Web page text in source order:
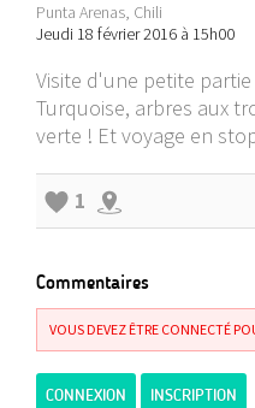
Punta Arenas, Chili
Jeudi 18 février 2016 à 15h00
Visite d'une petite
Turquoise, arbres aux
verte ! Et voyage en
1
Commentaires
VOUS DEVEZ ÊTRE CONNECTÉ
CONNEXION INSCRIPTION